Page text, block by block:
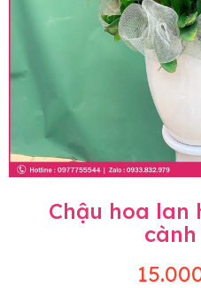
Chậu hoa lan
cành